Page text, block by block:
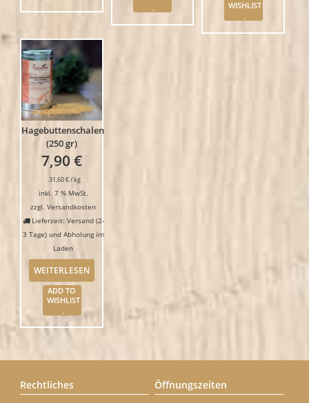
WISHLIST
Hagebuttenschalen
(250 gr)
7,90€
31,60€/kg
inkl. 7 % MwSt.
zzgl.Versandkosten
Lieferzeit: Versand (2-
3 Tage) und Abholung im
Laden
WEITERLESEN
ADD TO
WISHLIST
Rechtliches Öffnungszeiten